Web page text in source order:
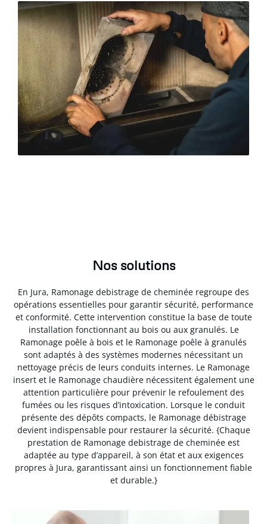
Nos solutions
En Jura, Ramonage debistrage de cheminée regroupe des
opérations essentielles pour garantir sécurité, performance
et conformité. Cette intervention constitue la base de toute
installation fonctionnant au bois ou aux granulés. Le
Ramonage poêle à bois et le Ramonage poêle à granulés
sont adaptés à des systèmes modernes nécessitant un
nettoyage précis de leurs conduits internes. Le Ramonage
insert et le Ramonage chaudière nécessitent également une
attention particulière pour prévenir le refoulement des
fumées ou les risques d’intoxication. Lorsque le conduit
présente des dépôts compacts, le Ramonage débistrage
devient indispensable pour restaurer la sécurité. {Chaque
prestation de Ramonage debistrage de cheminée est
adaptée au type d’appareil, à son état et aux exigences
propres à Jura, garantissant ainsi un fonctionnement fiable
et durable.}